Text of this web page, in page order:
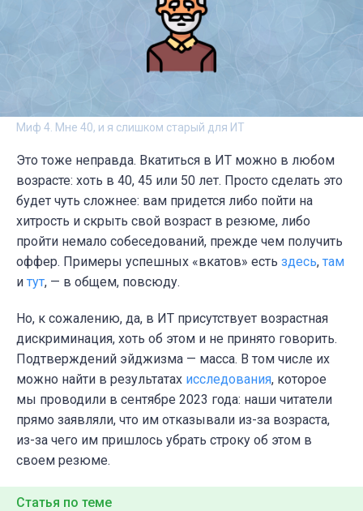
Миф 4. Мне 40, и я слишком старый для ИТ
Это тоже неправда. Вкатиться в ИТ можно в любом
возрасте: хоть в 40, 45 или 50 лет. Просто сделать это
будет чуть сложнее: вам придется либо пойти на
хитрость и скрыть свой возраст в резюме, либо
пройти немало собеседований, прежде чем получить
оффер. Примеры успешных «вкатов» есть здесь, там
и тут, — в общем, повсюду.
Но, к сожалению, да, в ИТ присутствует возрастная
дискриминация, хоть об этом и не принято говорить.
Подтверждений эйджизма — масса. В том числе их
можно найти в результатах исследования, которое
мы проводили в сентябре 2023 года: наши читатели
прямо заявляли, что им отказывали из-за возраста,
из-за чего им пришлось убрать строку об этом в
своем резюме.
Статья по теме